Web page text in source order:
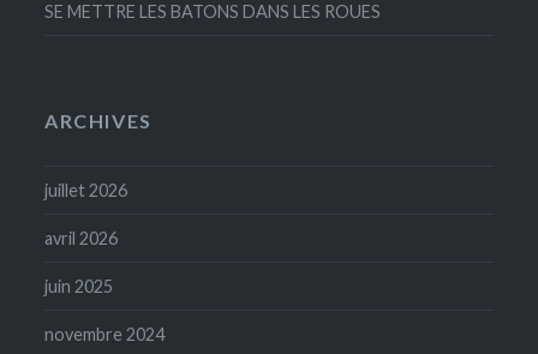
SE METTRE LES BATONS DANS LES ROUES
ARCHIVES
juillet 2026
avril 2026
juin 2025
novembre 2024